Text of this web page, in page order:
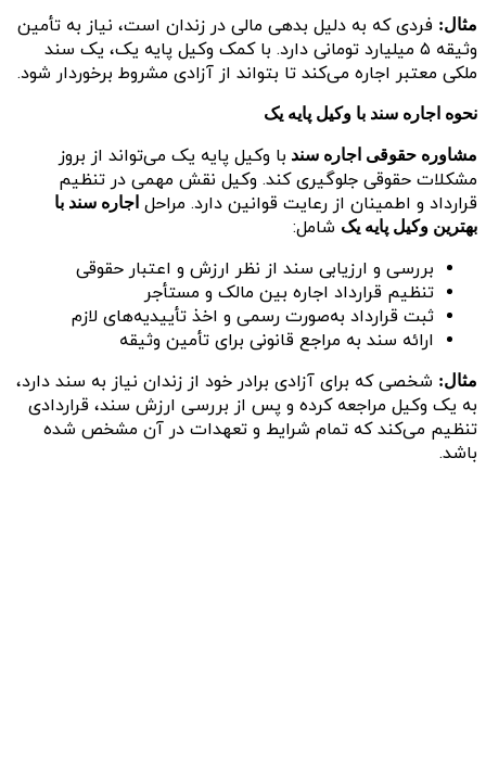
مثال: فردی که به دلیل بدهی مالی در زندان است، نیاز به تأمین
وثیقه ۵ میلیارد تومانی دارد. با کمک وکیل پایه یک، یک سند
ملکی معتبر اجاره می‌کند تا بتواند از آزادی مشروط برخوردار شود.
نحوه اجاره سند با وکیل پایه یک
مشاوره حقوقی اجاره سند با وکیل پایه یک می‌تواند از بروز
مشکلات حقوقی جلوگیری کند. وکیل نقش مهمی در تنظیم
قرارداد و اطمینان از رعایت قوانین دارد. مراحل اجاره سند با
بهترین وکیل پایه یک شامل:
بررسی و ارزیابی سند از نظر ارزش و اعتبار حقوقی
تنظیم قرارداد اجاره بین مالک و مستأجر
ثبت قرارداد به‌صورت رسمی و اخذ تأییدیه‌های لازم
ارائه سند به مراجع قانونی برای تأمین وثیقه
مثال: شخصی که برای آزادی برادر خود از زندان نیاز به سند دارد،
به یک وکیل مراجعه کرده و پس از بررسی ارزش سند، قراردادی
تنظیم می‌کند که تمام شرایط و تعهدات در آن مشخص شده
باشد.